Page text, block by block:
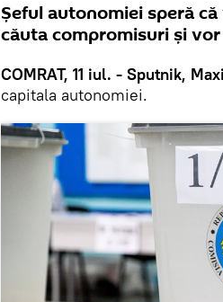
Șeful autonomiei speră
căuta compromisuri și
COMRAT, 11 iul. - Sputnik,
capitala autonomiei.